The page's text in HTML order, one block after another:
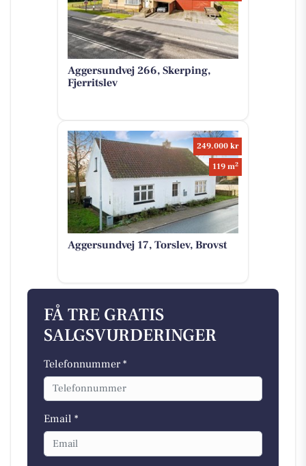
Aggersundvej 266, Skerping,
Fjerritslev
249.000 kr
119 m2
Aggersundvej 17, Torslev, Brovst
FÅ TRE GRATIS
SALGSVURDERINGER
Telefonnummer *
Email *